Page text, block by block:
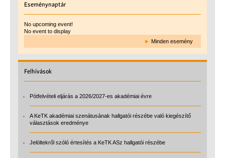
Eseménynaptár
No upcoming event!
No event to display
► Minden esemény
Felhívások
Pótfelvételi eljárás a 2026/2027-es akadémiai évre
A KeTK akadémiai szenátusának hallgatói részébe való kiegészítő
választások eredménye
Jelöltekről szóló értesítés a KeTK ASz hallgatói részébe